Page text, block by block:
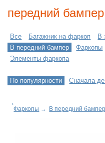
передний бампер
Все Багажник на фаркоп
В
В передний бампер
Фаркопы
Элементы фаркопа
По популярности Сначала
Фаркопы → В передний бампер